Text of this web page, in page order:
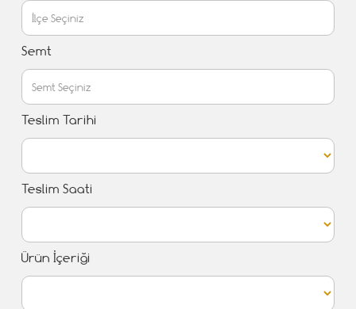
Semt
Teslim Tarihi
Teslim Saati
Ürün İçeriği